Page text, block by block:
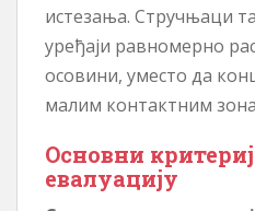
истезања. Стручњаци
уређаји равномерно
осовини, уместо да
малим контактним
Основни
евалуацију